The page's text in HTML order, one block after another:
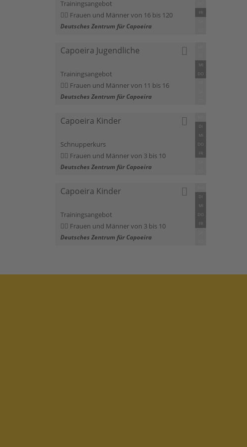
Trainingsangebot
Frauen und Männer von 16 bis 120
Deutsches Zentrum für Capoeira
FR
Capoeira Jugendliche
Trainingsangebot
Frauen und Männer von 11 bis 16
Deutsches Zentrum für Capoeira
MI
DO
Capoeira Kinder
Schnupperkurs
Frauen und Männer von 3 bis 10
Deutsches Zentrum für Capoeira
DI
MI
DO
FR
Capoeira Kinder
Trainingsangebot
Frauen und Männer von 3 bis 10
Deutsches Zentrum für Capoeira
DI
MI
DO
FR